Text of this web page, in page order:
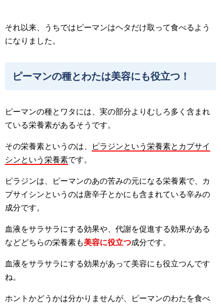
それ以来、うちではピーマンはヘタだけ取って食べるよう
になりました。
ピーマンの種とわたは美容にも役立つ！
ピーマンの種とワタには、実の部分よりむしろ多く含まれ
ている栄養素があるそうです。
その栄養素というのは、
ピラジンという栄養素とカプサイ
シンという栄養素です。
ピラジンは、ピーマンのあの苦みの元になる栄養素で、カ
プサイシンというのは唐辛子とかにも含まれている辛みの
成分です。
血液をサラサラにする効果や、代謝を促進する効果がある
などどちらの栄養素も美容に役立つ成分です。
血液をサラサラにする効果があって美容にも役立つんです
ね。
ホントかどうかは分かりませんが、ピーマンのわたを食べ